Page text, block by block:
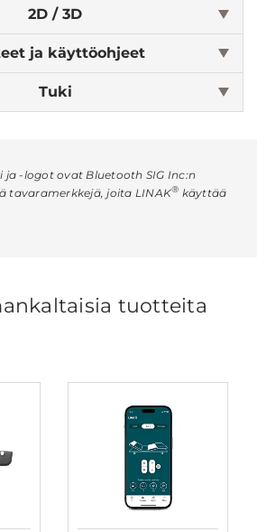
2D / 3D
ja käyttöohjeet
Tuki
ja -logot ovat Bluetooth SIG Inc:n
tavaramerkkejä, joita LINAK® käyttää
tuotteita